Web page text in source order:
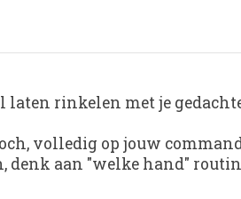
laten rinkelen met je
volledig op jouw
denk aan "welke hand"